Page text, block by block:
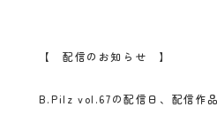
【 配信のお知らせ 】
B.Pilz vol.67の配信日、配信作品